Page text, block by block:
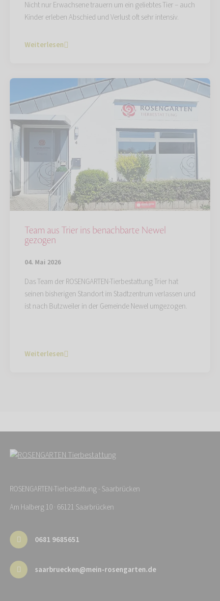
Nicht nur Erwachsene trauern um ein geliebtes Tier – auch
Kinder erleben Abschied und Verlust oft sehr intensiv.
Weiterlesen
Team aus Trier ins benachbarte Newel
gezogen
04. Mai 2026
Das Team der ROSENGARTEN-Tierbestattung Trier hat
seinen bisherigen Standort im Stadtzentrum verlassen und
ist nach Butzweiler in der Gemeinde Newel umgezogen.
Weiterlesen
ROSENGARTEN-Tierbestattung - Saarbrücken
Am Halberg 10 · 66121 Saarbrücken
0681 9685651
saarbruecken@mein-rosengarten.de